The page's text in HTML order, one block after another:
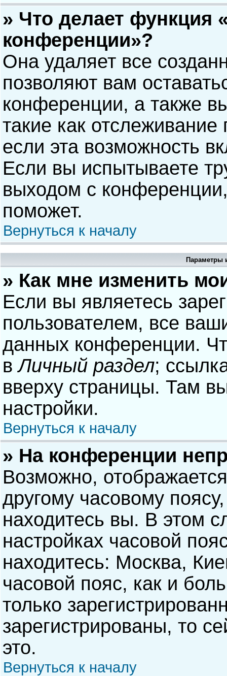
» Что делает функция
конференции»?
Она удаляет все
позволяют вам
конференции, а также
такие как
если эта возможность
Если вы испытываете
выходом с
поможет.
Вернуться к началу
Параметры
» Как мне изменить
Если вы являетесь
пользователем, все
данных конференции.
вЛичный раздел;
вверху страницы. Там
настройки.
Вернуться к началу
» На конференции
Возможно,
другому часовому
находитесь вы. В этом
настройках часовой
находитесь: Москва,
часовой пояс, как и
только
зарегистрированы, то
это.
Вернуться к началу